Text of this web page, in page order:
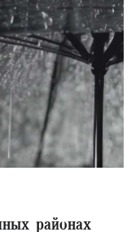
районах